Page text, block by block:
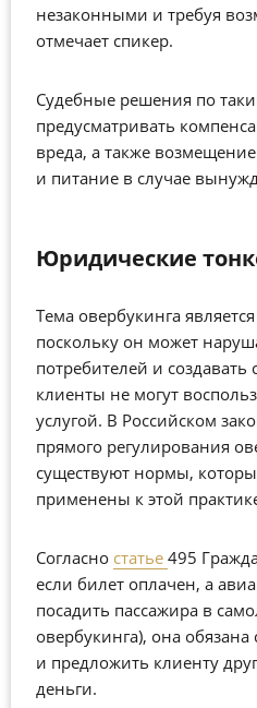
незаконными и требуя
отмечает спикер.
Судебные решения по
предусматривать
вреда, а также
и питание в случае
Юридические
Тема овербукинга
поскольку он может
потребителей и создавать
клиенты не могут
услугой. В Российском
прямого регулирования
существуют нормы,
применены к этой
Согласно статье 495
если билет оплачен, а
посадить пассажира в
овербукинга), она
и предложить клиенту
деньги.